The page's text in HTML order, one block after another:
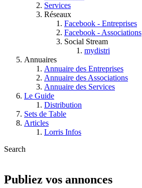
Services
Réseaux
Facebook - Entreprises
Facebook - Associations
Social Stream
mydistri
Annuaires
Annuaire des Entreprises
Annuaire des Associations
Annuaire des Services
Le Guide
Distribution
Sets de Table
Articles
Lorris Infos
Search
Publiez vos annonces